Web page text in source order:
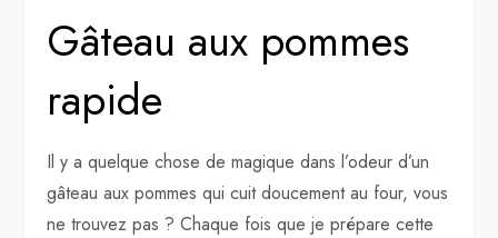
Gâteau aux pommes
rapide
Il y a quelque chose de magique dans l’odeur d’un
gâteau aux pommes qui cuit doucement au four, vous
ne trouvez pas ? Chaque fois que je prépare cette